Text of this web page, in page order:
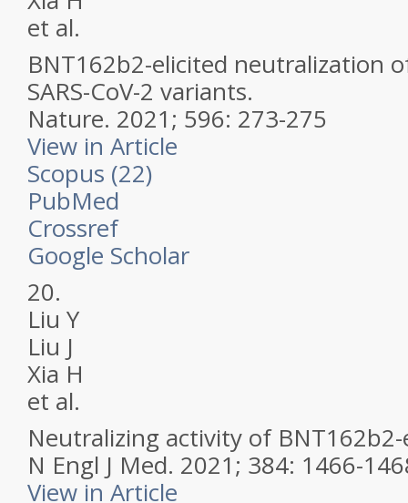
et al.
BNT162b2-elicited neutralization
SARS-CoV-2 variants.
Nature. 2021; 596: 273-275
View in Article
Scopus (22)
PubMed
Crossref
Google Scholar
20.
Liu Y
Liu J
Xia H
et al.
Neutralizing activity of
N Engl J Med. 2021; 384: 1466-
View in Article